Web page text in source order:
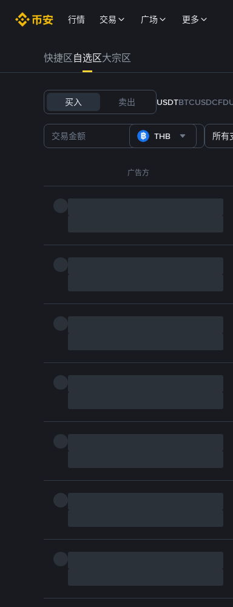
行情 交易 广场 更多
快捷区自选区大宗区
买入 卖出 USDTBTCUSDC
THB 所有
广告方